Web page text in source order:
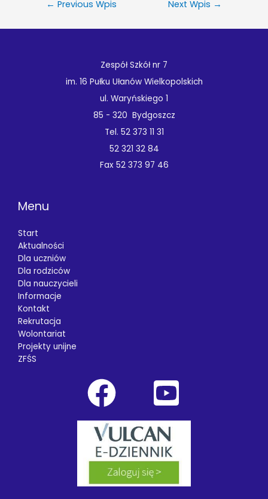
← Previous Wpis Next Wpis →
Zespół Szkół nr 7
im. 16 Pułku Ułanów Wielkopolskich
ul. Waryńskiego 1
85 - 320 Bydgoszcz
Tel. 52 373 11 31
52 321 32 84
Fax 52 373 97 46
Menu
Start
Aktualności
Dla uczniów
Dla rodziców
Dla nauczycieli
Informacje
Kontakt
Rekrutacja
Wolontariat
Projekty unijne
ZFŚS